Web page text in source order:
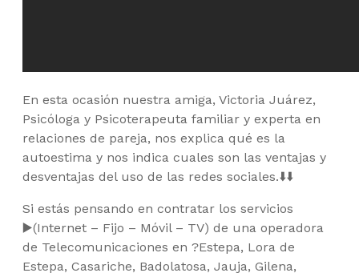
En esta ocasión nuestra amiga, Victoria Juárez,
Psicóloga y Psicoterapeuta familiar y experta en
relaciones de pareja, nos explica qué es la
autoestima y nos indica cuales son las ventajas y
desventajas del uso de las redes sociales.⬇️⬇️
Si estás pensando en contratar los servicios
▶️(Internet – Fijo – Móvil – TV) de una operadora
de Telecomunicaciones en ?Estepa, Lora de
Estepa, Casariche, Badolatosa, Jauja, Gilena,